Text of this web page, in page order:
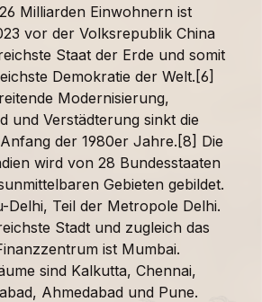
Milliarden Einwohnern ist
vor der Volksrepublik China
Staat der Erde und somit
Demokratie der Welt.[6]
Modernisierung,
und Verstädterung sinkt die
der 1980er Jahre.[8] Die
wird von 28 Bundesstaaten
Gebieten gebildet.
Delhi, Teil der Metropole Delhi.
Stadt und zugleich das
ist Mumbai.
sind Kalkutta, Chennai,
Ahmedabad und Pune.